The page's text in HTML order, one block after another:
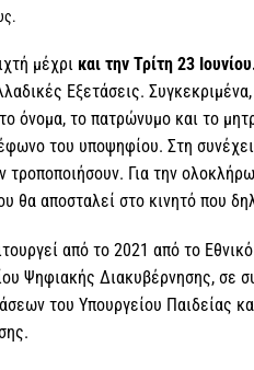
μέχρικαι την Τρίτη 23
Εξετάσεις.
όνομα, το πατρώνυμο και το
του υποψηφίου. Στη
τροποποιήσουν. Για την
θα αποσταλεί στο κινητό που
από το 2021 από το
Ψηφιακής Διακυβέρνησης, σε
του Υπουργείου Παιδείας